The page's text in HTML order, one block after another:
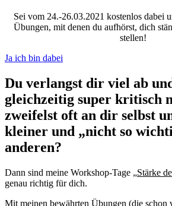
Sei vom 24.-26.03.2021 kostenlos dabei
Übungen, mit denen du aufhörst, dich
stellen!
Ja ich bin dabei
Du verlangst dir viel ab
gleichzeitig super kritisch
zweifelst oft an dir selbst
kleiner und „nicht so
anderen?
Dann sind meine Workshop-Tage „Stärke
genau richtig für dich.
Mit meinen bewährten Übungen (die schon